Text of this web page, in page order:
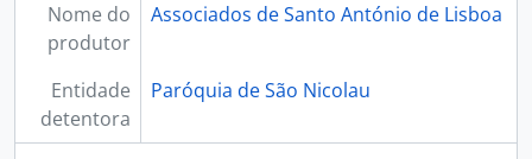
Nome do
produtor
Associados de Santo António de Lisboa
Entidade
detentora
Paróquia de São Nicolau